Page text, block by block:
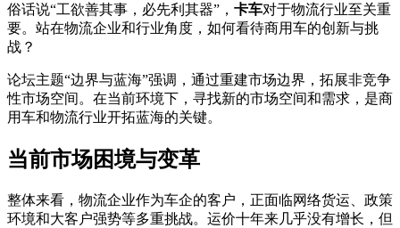
俗话说“工欲善其事，必先利其器”， 卡车对于物流行业至关重
要。站在物流企业和行业角度，如何看待商用车的创新与挑
战？
论坛主题“边界与蓝海”强调，通过重建市场边界，拓展非竞争
性市场空间。在当前环境下，寻找新的市场空间和需求，是商
用车和物流行业开拓蓝海的关键。
当前市场困境与变革
整体来看，物流企业作为车企的客户，正面临网络货运、政策
环境和大客户强势等多重挑战。运价十年来几乎没有增长，但